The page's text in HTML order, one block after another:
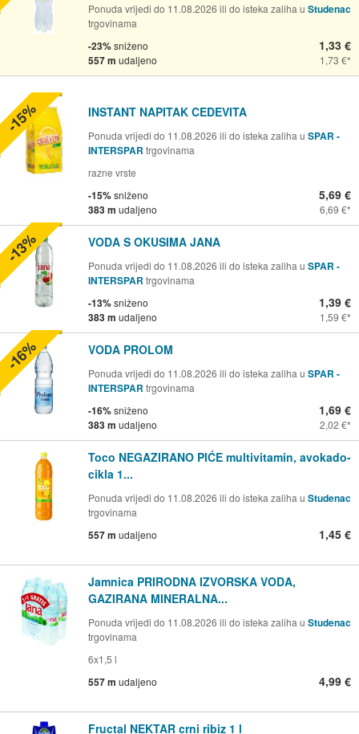
Ponuda vrijedi do 11.08.2026 ili do isteka zaliha u Studenac
trgovinama
-23%sniženo
557 m udaljeno
1,33 €
1,73 €
INSTANT NAPITAK CEDEVITA
Ponuda vrijedi do 11.08.2026 ili do isteka zaliha u SPAR -
INTERSPAR trgovinama
razne vrste
-15%sniženo
383 m udaljeno
5,69 €
6,69 €
-15%
VODA S OKUSIMA JANA
Ponuda vrijedi do 11.08.2026 ili do isteka zaliha u SPAR -
INTERSPAR trgovinama
-13%sniženo
383 m udaljeno
1,39 €
1,59 €
-13%
VODA PROLOM
Ponuda vrijedi do 11.08.2026 ili do isteka zaliha u SPAR -
INTERSPAR trgovinama
-16%sniženo
383 m udaljeno
1,69 €
2,02 €
-16%
Toco NEGAZIRANO PIĆE multivitamin, avokado-
cikla 1...
Ponuda vrijedi do 11.08.2026 ili do isteka zaliha u Studenac
trgovinama
557 m udaljeno 1,45 €
Jamnica PRIRODNA IZVORSKA VODA,
GAZIRANA MINERALNA...
Ponuda vrijedi do 11.08.2026 ili do isteka zaliha u Studenac
trgovinama
6x1,5 l
557 m udaljeno 4,99 €
Fructal NEKTAR crni ribiz 1 l